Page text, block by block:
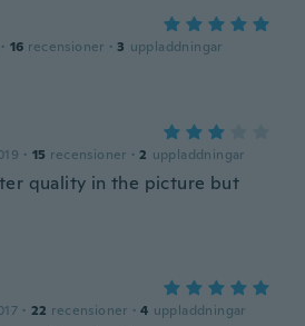
· 16 recensioner · 3 uppladdningar
· 15 recensioner · 2 uppladdningar
quality in the picture but
· 22 recensioner · 4 uppladdningar